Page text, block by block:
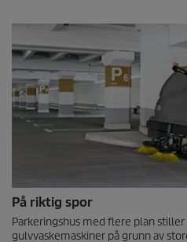
På riktig spor
Parkeringshus med flere plan
gulvvaskemaskiner på grunn av